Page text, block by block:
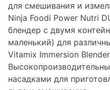
для смешивания и
Ninja Foodi Power Nutri
блендер с двумя
маленький) для
Vitamix Immersion
насадками для